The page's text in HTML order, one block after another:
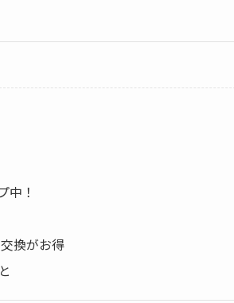
中！
換がお得